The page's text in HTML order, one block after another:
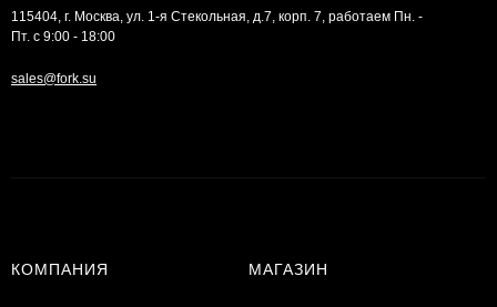
115404, г. Москва, ул. 1-я Стекольная, д.7, корп. 7, работаем Пн. -
Пт. с 9:00 - 18:00
sales@fork.su
КОМПАНИЯ МАГАЗИН